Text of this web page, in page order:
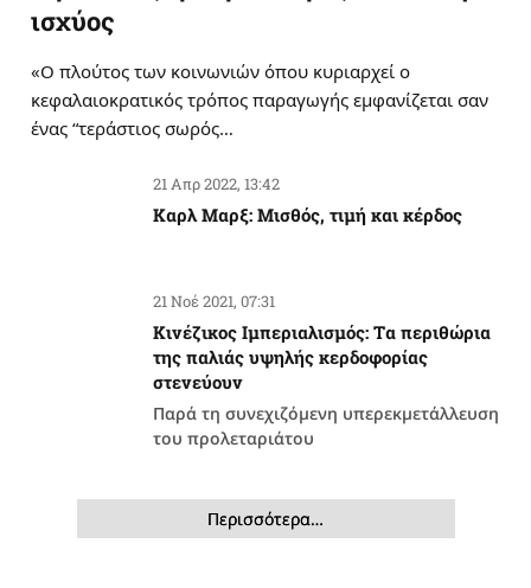
ισχύος
«Ο πλούτος των κοινωνιών όπου κυριαρχεί ο
κεφαλαιοκρατικός τρόπος παραγωγής εμφανίζεται σαν
ένας “τεράστιος σωρός…
21 Απρ 2022, 13:42
Καρλ Μαρξ: Μισθός, τιμή και κέρδος
21 Νοέ 2021, 07:31
Κινέζικος Ιμπεριαλισμός: Tα περιθώρια
της παλιάς υψηλής κερδοφορίας
στενεύουν
Παρά τη συνεχιζόμενη υπερεκμετάλλευση
του προλεταριάτου
Περισσότερα…